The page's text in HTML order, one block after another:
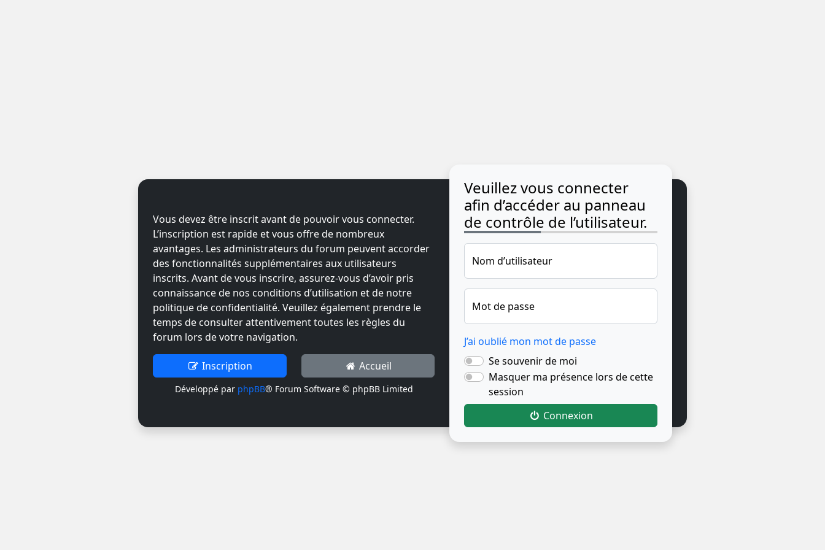
Vous devez être inscrit avant de pouvoir vous connecter.
L’inscription est rapide et vous offre de nombreux
avantages. Les administrateurs du forum peuvent accorder
des fonctionnalités supplémentaires aux utilisateurs
inscrits. Avant de vous inscrire, assurez-vous d’avoir pris
connaissance de nos conditions d’utilisation et de notre
politique de confidentialité. Veuillez également prendre le
temps de consulter attentivement toutes les règles du
forum lors de votre navigation.
Inscription Accueil
Développé par phpBB® Forum Software © phpBB Limited
Veuillez vous connecter
afin d’accéder au panneau
de contrôle de l’utilisateur.
Nom d’utilisateur
Mot de passe
J’ai oublié mon mot de passe
Se souvenir de moi
Masquer ma présence lors de cette
session
Connexion